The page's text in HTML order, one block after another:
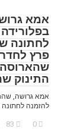
אמא
לחתונה
פרץ
התינוק
אמא גרושה,
להזמנה